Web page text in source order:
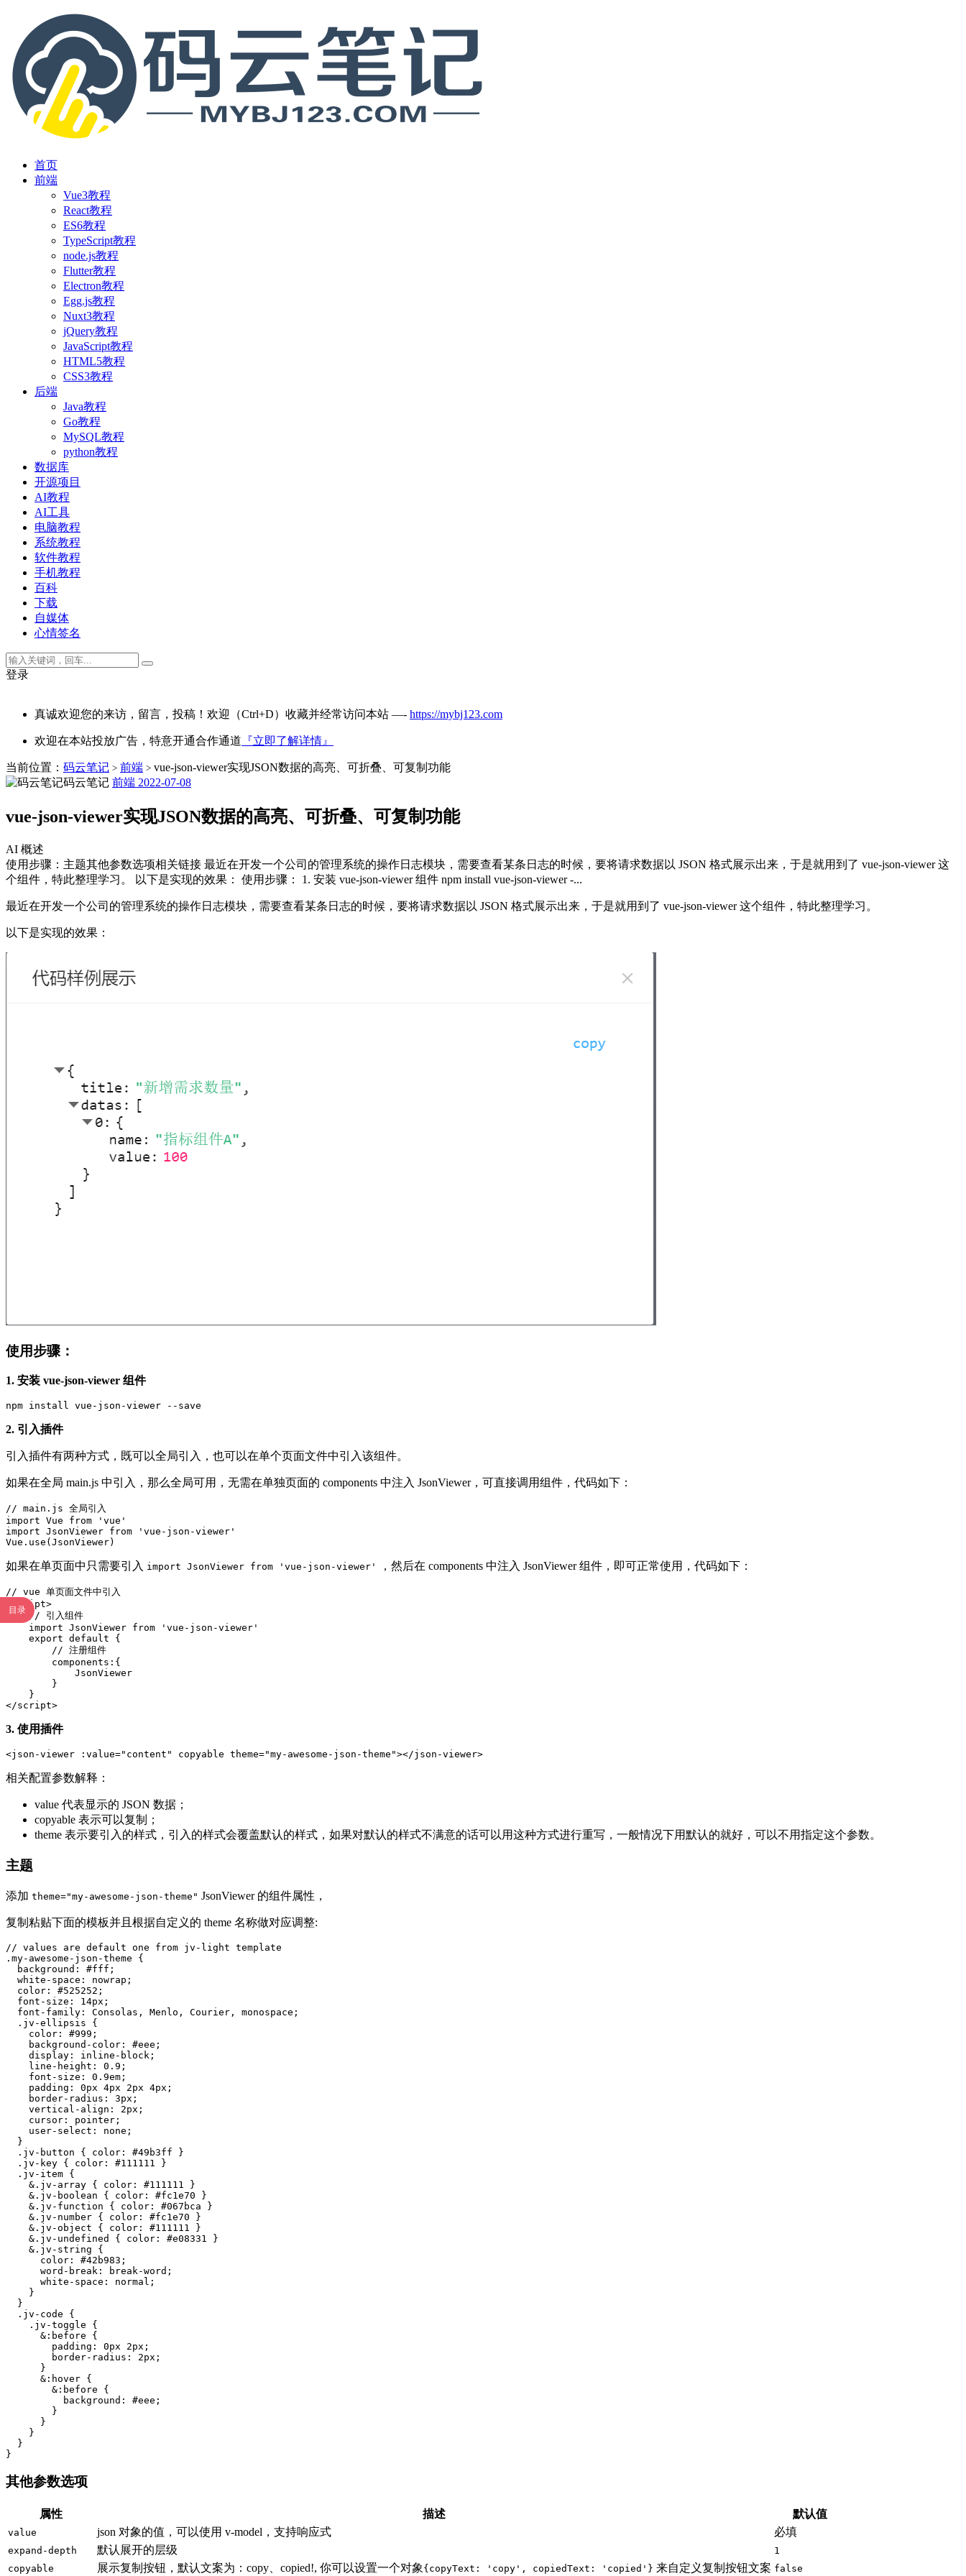
首页
前端
Vue3教程
React教程
ES6教程
TypeScript教程
node.js教程
Flutter教程
Electron教程
Egg.js教程
Nuxt3教程
jQuery教程
JavaScript教程
HTML5教程
CSS3教程
后端
Java教程
Go教程
MySQL教程
python教程
数据库
开源项目
AI教程
AI工具
电脑教程
系统教程
软件教程
手机教程
百科
下载
自媒体
心情签名
登录
真诚欢迎您的来访，留言，投稿！欢迎（Ctrl+D）收藏并经常访问本站 —- https://mybj123.com
欢迎在本站投放广告，特意开通合作通道 『立即了解详情』
当前位置： 码云笔记 > 前端 > vue-json-viewer实现JSON数据的高亮、可折叠、可复制功能
码云笔记 前端 2022-07-08
vue-json-viewer实现JSON数据的高亮、可折叠、可复制功能
AI 概述
使用步骤：主题其他参数选项相关链接 最近在开发一个公司的管理系统的操作日志模块，需要查看某条日志的时候，要将请求数据以 JSON 格式展示出来，于是就用到了 vue-json-viewer 这
个组件，特此整理学习。 以下是实现的效果： 使用步骤： 1. 安装 vue-json-viewer 组件 npm install vue-json-viewer -...
目录
最近在开发一个公司的管理系统的操作日志模块，需要查看某条日志的时候，要将请求数据以 JSON 格式展示出来，于是就用到了 vue-json-viewer 这个组件，特此整理学习。
以下是实现的效果：
使用步骤：
1. 安装 vue-json-viewer 组件
npm install vue-json-viewer --save
2. 引入插件
引入插件有两种方式，既可以全局引入，也可以在单个页面文件中引入该组件。
如果在全局 main.js 中引入，那么全局可用，无需在单独页面的 components 中注入 JsonViewer，可直接调用组件，代码如下：
// main.js 全局引入
import Vue from 'vue'
import JsonViewer from 'vue-json-viewer'
Vue.use(JsonViewer)
如果在单页面中只需要引入 import JsonViewer from 'vue-json-viewer' ，然后在 components 中注入 JsonViewer 组件，即可正常使用，代码如下：
// vue 单页面文件中引入
<script>
    // 引入组件
    import JsonViewer from 'vue-json-viewer'
    export default {
        // 注册组件
        components:{
            JsonViewer
        }
    }
</script>
3. 使用插件
<json-viewer :value="content" copyable theme="my-awesome-json-theme"></json-viewer>
相关配置参数解释：
value 代表显示的 JSON 数据；
copyable 表示可以复制；
theme 表示要引入的样式，引入的样式会覆盖默认的样式，如果对默认的样式不满意的话可以用这种方式进行重写，一般情况下用默认的就好，可以不用指定这个参数。
主题
添加 theme="my-awesome-json-theme" JsonViewer 的组件属性，
复制粘贴下面的模板并且根据自定义的 theme 名称做对应调整:
// values are default one from jv-light template
.my-awesome-json-theme {
  background: #fff;
  white-space: nowrap;
  color: #525252;
  font-size: 14px;
  font-family: Consolas, Menlo, Courier, monospace;
  .jv-ellipsis {
    color: #999;
    background-color: #eee;
    display: inline-block;
    line-height: 0.9;
    font-size: 0.9em;
    padding: 0px 4px 2px 4px;
    border-radius: 3px;
    vertical-align: 2px;
    cursor: pointer;
    user-select: none;
  }
  .jv-button { color: #49b3ff }
  .jv-key { color: #111111 }
  .jv-item {
    &.jv-array { color: #111111 }
    &.jv-boolean { color: #fc1e70 }
    &.jv-function { color: #067bca }
    &.jv-number { color: #fc1e70 }
    &.jv-object { color: #111111 }
    &.jv-undefined { color: #e08331 }
    &.jv-string {
      color: #42b983;
      word-break: break-word;
      white-space: normal;
    }
  }
  .jv-code {
    .jv-toggle {
      &:before {
        padding: 0px 2px;
        border-radius: 2px;
      }
      &:hover {
        &:before {
          background: #eee;
        }
      }
    }
  }
}
其他参数选项
属性 描述 默认值
value json 对象的值，可以使用 v-model，支持响应式 必填
expand-depth 默认展开的层级
1
copyable
展示复制按钮，默认文案为：copy、copied!, 你可以设置一个对象 {copyText: 'copy', copiedText: 'copied'} 来自定义复制按钮文案 false